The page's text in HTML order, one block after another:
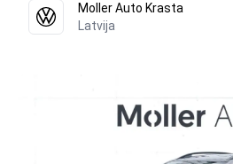
Moller Auto Krasta
Latvija